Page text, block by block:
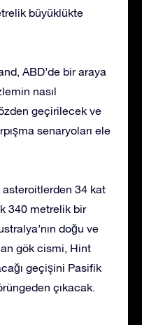
büyüklükte
ABD’de bir araya
nasıl
geçirilecek ve
senaryoları ele
34 kat
340 metrelik bir
doğu ve
gök cismi, Hint
geçişini Pasifik
çıkacak.